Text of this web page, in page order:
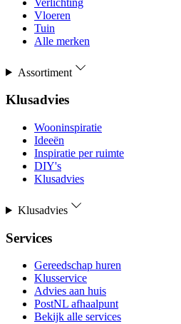
Vloeren
Tuin
Alle merken
Assortiment
Klusadvies
Wooninspiratie
Ideeën
Inspiratie per ruimte
DIY's
Klusadvies
Klusadvies
Services
Gereedschap huren
Klusservice
Advies aan huis
PostNL afhaalpunt
Bekijk alle services